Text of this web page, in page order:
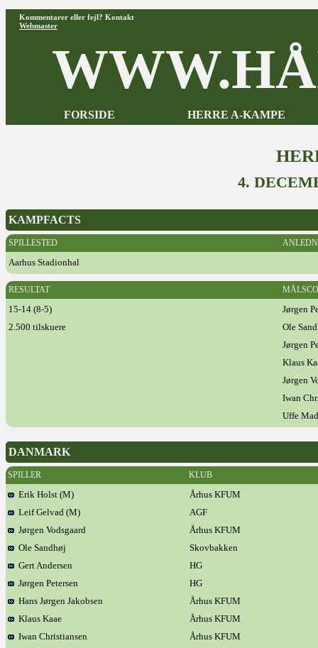
Kommentarer eller fejl? Kontakt
Webmaster
FORSIDE HERRE A-KAMPE
4.
KAMPFACTS
SPILLESTED
Aarhus Stadionhal
RESULTAT
15-14 (8-5)
Jørgen
2.500 tilskuere
Ole
Jørgen
Klaus
Jørgen
Iwan
Uffe
DANMARK
SPILLER KLUB
Erik Holst (M)
Århus KFUM
Leif Gelvad (M)
AGF
Jørgen Vodsgaard
Århus KFUM
Ole Sandhøj
Skovbakken
Gert Andersen
HG
Jørgen Petersen
HG
Hans Jørgen Jakobsen
Århus KFUM
Klaus Kaae
Århus KFUM
Iwan Christiansen
Århus KFUM